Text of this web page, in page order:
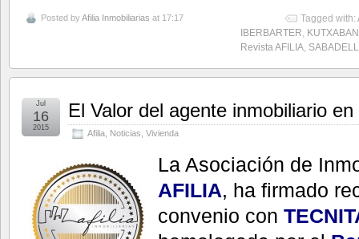
Posted byAfilia Inmobiliarias at 17:17 Tagged with:
IBERBARTER,
Revista AFILIA, SABADELL
El Valor del agente inmobiliario
Afilia Noticias Vivienda
Jul
16
2015
La Asociación de
AFILIA, ha firmado
convenio con